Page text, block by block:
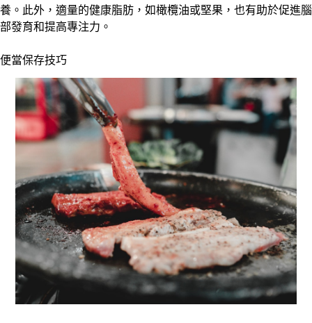
養。此外，適量的健康脂肪，如橄欖油或堅果，也有助於促進腦
部發育和提高專注力。
便當保存技巧